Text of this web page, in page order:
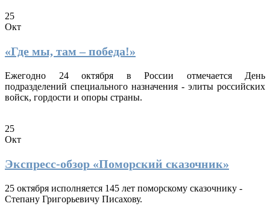
25
Окт
«Где мы, там – победа!»
Ежегодно 24 октября в России отмечается День
подразделений специального назначения - элиты российских
войск, гордости и опоры страны.
25
Окт
Экспресс-обзор «Поморский сказочник»
25 октября исполняется 145 лет поморскому сказочнику -
Степану Григорьевичу Писахову.